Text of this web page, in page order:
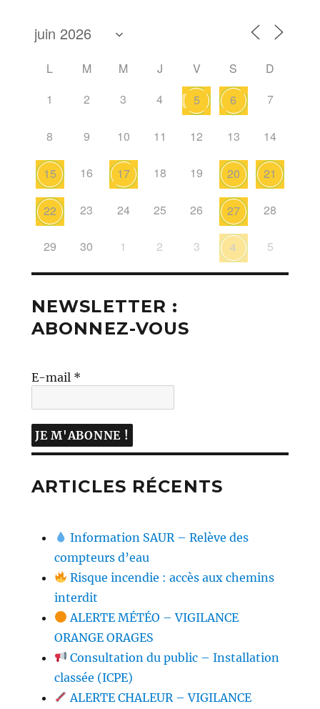
L M M J V S
D
1
2 3 4 5 6 7
8 9 10 11 12 13 14
15 16 17 18 19 20 21
22 23 24 25 26 27 28
29 30 1 2 3 4 5
NEWSLETTER :
ABONNEZ-VOUS
E-mail *
ARTICLES RÉCENTS
Information SAUR – Relève des
compteurs d’eau
Risque incendie : accès aux chemins
interdit
ALERTE MÉTÉO – VIGILANCE
ORANGE ORAGES
Consultation du public – Installation
classée (ICPE)
ALERTE CHALEUR – VIGILANCE